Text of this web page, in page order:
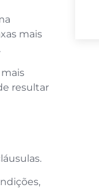
mais
resultar